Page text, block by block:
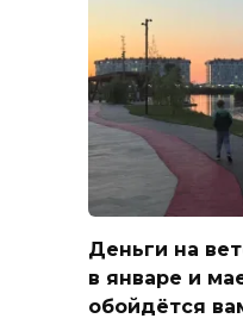
Деньги на
в январе и
обойдётся